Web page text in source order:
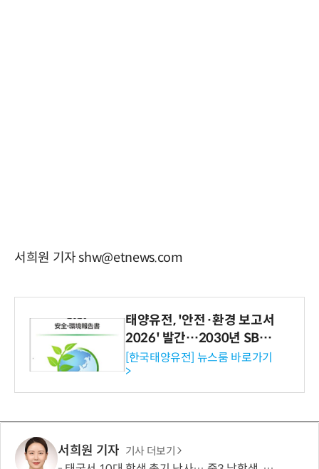
서희원 기자 shw@etnews.com
태양유전, '안전·환경 보고서
2026' 발간…2030년 SBT
수준 온실가스 감축 추진
[한국태양유전] 뉴스룸 바로가기
>
서희원 기자 기사 더보기